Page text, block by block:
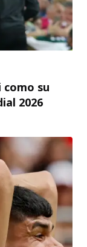
su
2026